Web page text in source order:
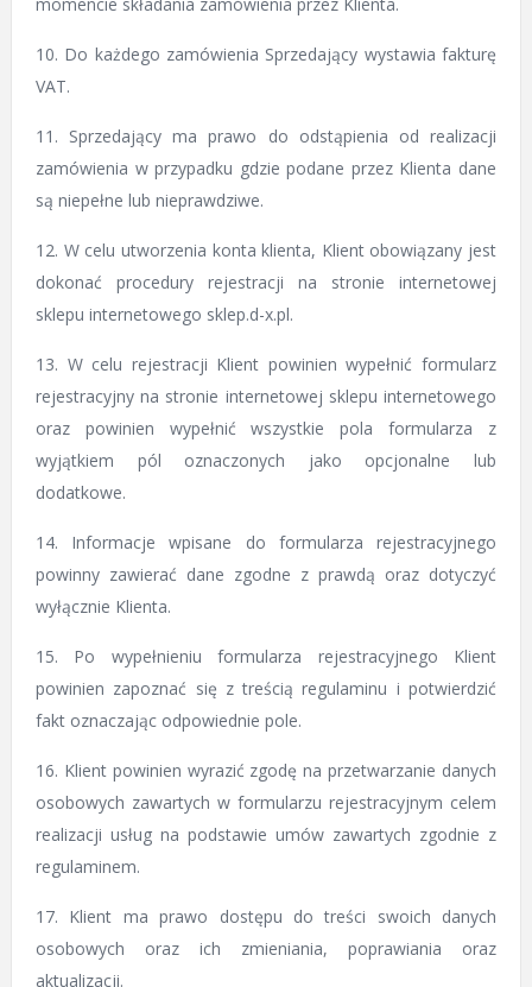
10. Do każdego zamówienia Sprzedający wystawia fakturę
VAT.
11. Sprzedający ma prawo do odstąpienia od realizacji
zamówienia w przypadku gdzie podane przez Klienta dane
są niepełne lub nieprawdziwe.
12. W celu utworzenia konta klienta, Klient obowiązany jest
dokonać procedury rejestracji na stronie internetowej
sklepu internetowego sklep.d-x.pl.
13. W celu rejestracji Klient powinien wypełnić formularz
rejestracyjny na stronie internetowej sklepu internetowego
oraz powinien wypełnić wszystkie pola formularza z
wyjątkiem pól oznaczonych jako opcjonalne lub
dodatkowe.
14. Informacje wpisane do formularza rejestracyjnego
powinny zawierać dane zgodne z prawdą oraz dotyczyć
wyłącznie Klienta.
15. Po wypełnieniu formularza rejestracyjnego Klient
powinien zapoznać się z treścią regulaminu i potwierdzić
fakt oznaczając odpowiednie pole.
16. Klient powinien wyrazić zgodę na przetwarzanie danych
osobowych zawartych w formularzu rejestracyjnym celem
realizacji usług na podstawie umów zawartych zgodnie z
regulaminem.
17. Klient ma prawo dostępu do treści swoich danych
osobowych oraz ich zmieniania, poprawiania oraz
aktualizacji.